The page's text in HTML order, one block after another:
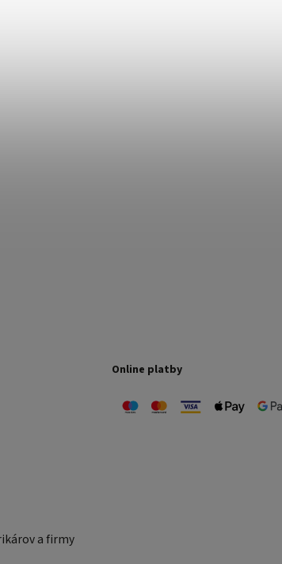
a firmy
Online platby